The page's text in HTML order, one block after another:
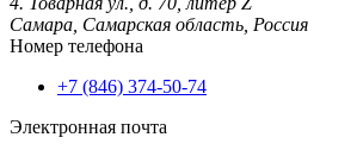
Самара, Самарская область, Россия
Номер телефона
+7 (846) 374-50-74
Электронная почта